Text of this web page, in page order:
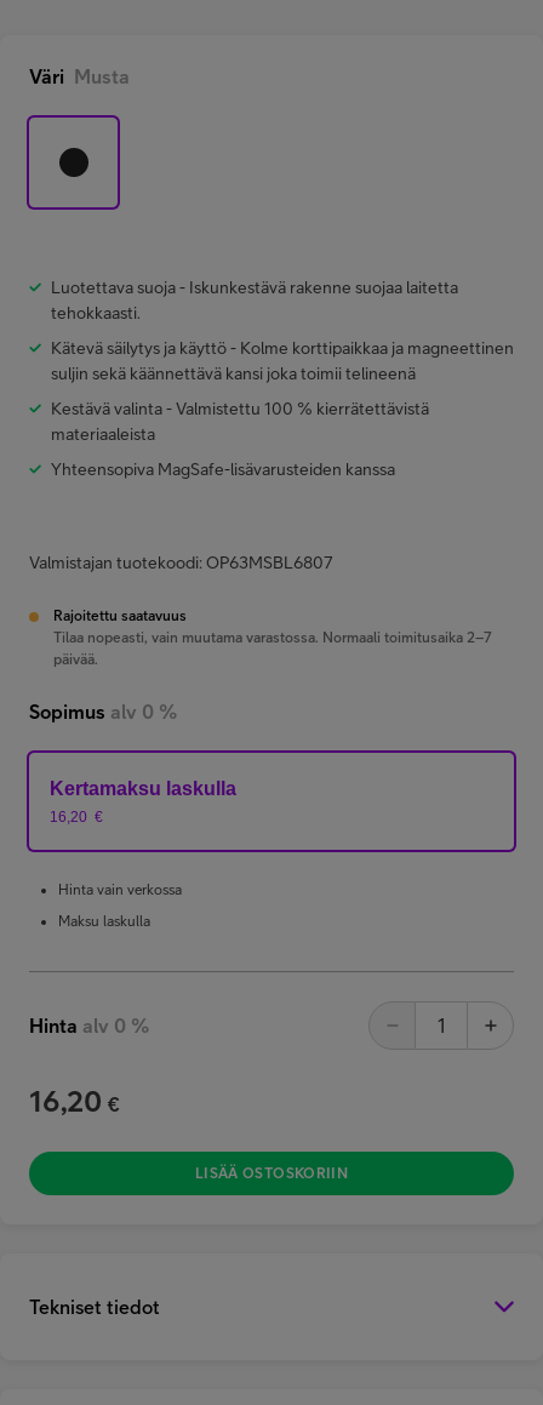
Väri Musta
Luotettava suoja - Iskunkestävä rakenne suojaa laitetta
tehokkaasti.
Kätevä säilytys ja käyttö - Kolme korttipaikkaa ja magneettinen
suljin sekä käännettävä kansi joka toimii telineenä
Kestävä valinta - Valmistettu 100 % kierrätettävistä
materiaaleista
Yhteensopiva MagSafe-lisävarusteiden kanssa
Valmistajan tuotekoodi: OP63MSBL6807
Rajoitettu saatavuus
Tilaa nopeasti, vain muutama varastossa. Normaali toimitusaika 2–7
päivää.
Sopimus alv 0 %
Kertamaksu laskulla
16,20 €
Hinta vain verkossa
Maksu laskulla
Hinta alv 0 %
16,20 €
LISÄÄ OSTOSKORIIN
Tekniset tiedot